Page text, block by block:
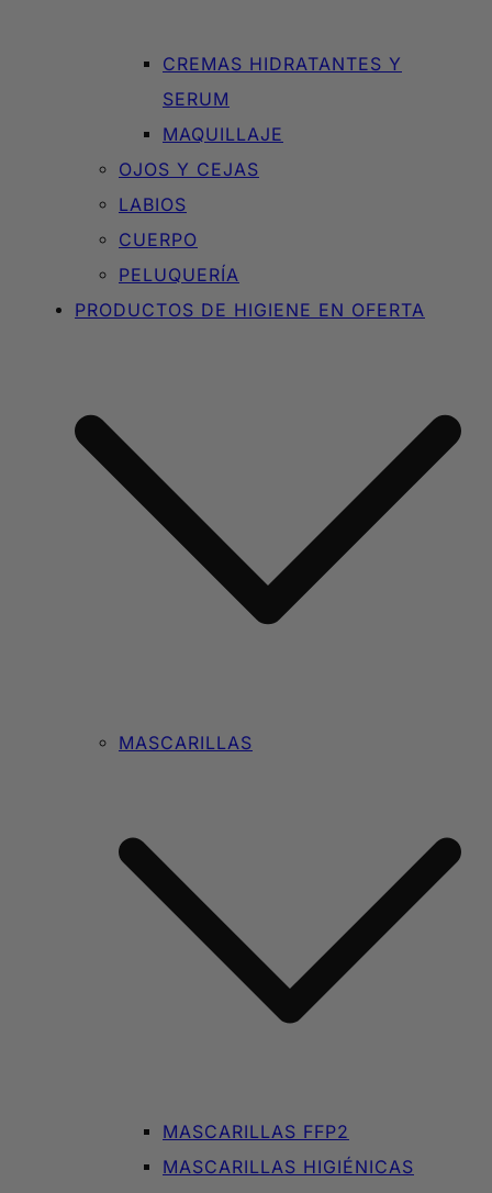
CREMAS HIDRATANTES Y
SERUM
MAQUILLAJE
OJOS Y CEJAS
LABIOS
CUERPO
PELUQUERÍA
PRODUCTOS DE HIGIENE EN OFERTA
MASCARILLAS
MASCARILLAS FFP2
MASCARILLAS HIGIÉNICAS